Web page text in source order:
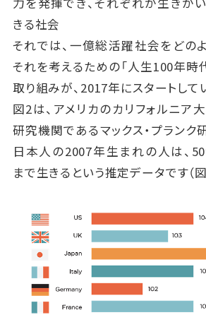
きる社会
それでは、一億総活躍社会をどの
それを考えるための「人生100年時
取り組みが、2017年にスタートして
図2は、アメリカのカリフォルニア
研究機関であるマックス・プランク
日本人の2007年生まれの人は、
まで生きるという推定データです（図